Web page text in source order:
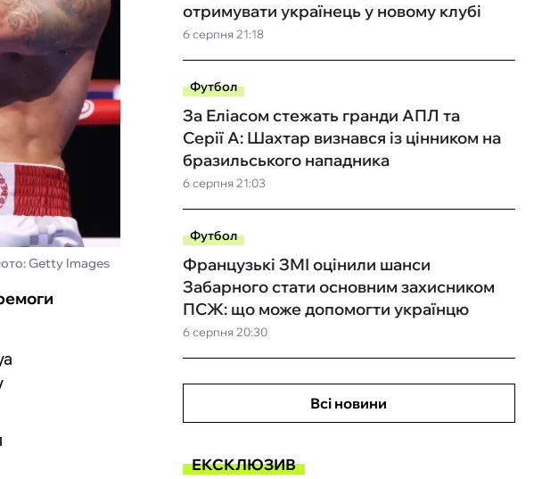
Getty Images
6 серпня 21:18
отримувати українець у новому клубі
Футбол
6 серпня 21:03
За Еліасом стежать гранди АПЛ та
Серії А: Шахтар визнався із цінником на
бразильського нападника
Футбол
6 серпня 20:30
Французькі ЗМІ оцінили шанси
Забарного стати основним захисником
ПСЖ: що може допомогти українцю
Всі новини
ЕКСКЛЮЗИВ